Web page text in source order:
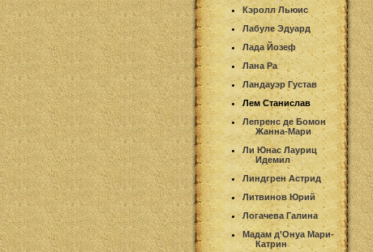
Кэролл Льюис
Лабуле Эдуард
Лада Йозеф
Лана Ра
Ландауэр Густав
Лем Станислав
Лепренс де Бомон
Жанна-Мари
Ли Юнас Лауриц
Идемил
Линдгрен Астрид
Литвинов Юрий
Логачева Галина
Мадам д'Онуа Мари-
Катрин